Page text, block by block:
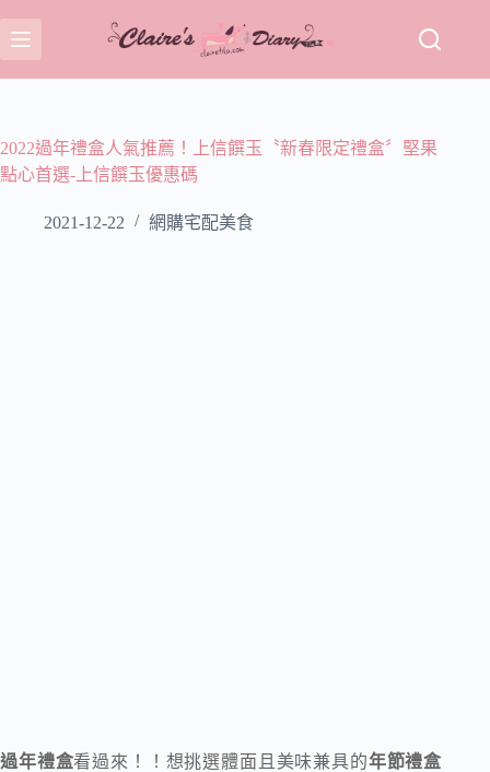
至
主
容
2022過年禮盒人氣推薦！上信饌玉〝新春限定禮盒〞堅果
點心首選-上信饌玉優惠碼
2021-12-22 網購宅配美食
過年禮盒看過來！！想挑選體面且美味兼具的年節禮盒